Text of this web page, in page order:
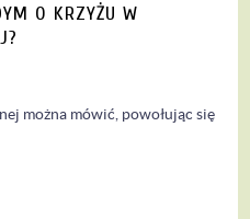
O KRZYŻU W
można mówić, powołując się